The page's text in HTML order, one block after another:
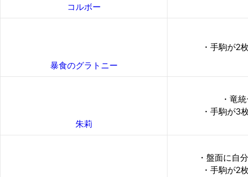
コルボー
暴食のグラトニー
・手駒が2
朱莉
・竜
・手駒が3
・盤面に自
・手駒が2